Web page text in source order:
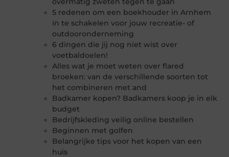
5 redenen om een boekhouder in Arnhem
in te schakelen voor jouw recreatie- of
outdooronderneming
6 dingen die jij nog niet wist over
voetbaldoelen!
Alles wat je moet weten over flared
broeken: van de verschillende soorten tot
het combineren met and
Badkamer kopen? Badkamers koop je in elk
budget
Bedrijfskleding veilig online bestellen
Beginnen met golfen
Belangrijke tips voor het kopen van een
huis